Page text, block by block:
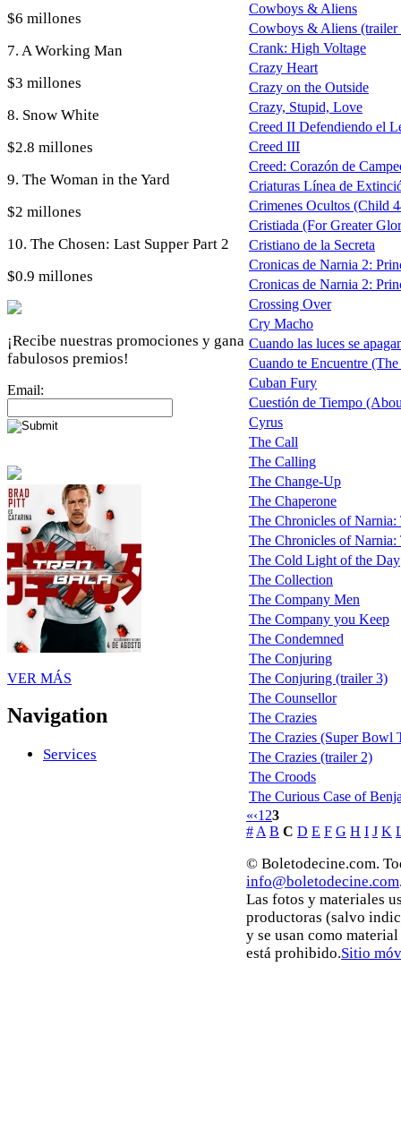
$6 millones
7. A Working Man
$3 millones
8. Snow White
$2.8 millones
9. The Woman in the Yard
$2 millones
10. The Chosen: Last Supper Part 2
$0.9 millones
¡Recibe nuestras promociones y gana
fabulosos premios!
Email:
VER MÁS
Navigation
Services
Cowboys & Aliens
Cowboys & Aliens (trailer
Crank: High Voltage
Crazy Heart
Crazy on the Outside
Crazy, Stupid, Love
Creed II Defendiendo el
Creed III
Creed: Corazón de
Criaturas Línea de
Crimenes Ocultos (Child
Cristiada (For Greater
Cristiano de la Secreta
Cronicas de Narnia 2:
Cronicas de Narnia 2:
Crossing Over
Cry Macho
Cuando las luces se
Cuando te Encuentre
Cuban Fury
Cuestión de Tiempo
Cyrus
The Call
The Calling
The Change-Up
The Chaperone
The Chronicles of
The Chronicles of
The Cold Light of the Day
The Collection
The Company Men
The Company you Keep
The Condemned
The Conjuring
The Conjuring (trailer 3)
The Counsellor
The Crazies
The Crazies (Super Bowl
The Crazies (trailer 2)
The Croods
The Curious Case of
«‹1 23
# A B C D E F G H I J K
© Boletodecine.com.
info@boletodecine.com
Las fotos y materiales
productoras (salvo
y se usan como
está prohibido.Sitio